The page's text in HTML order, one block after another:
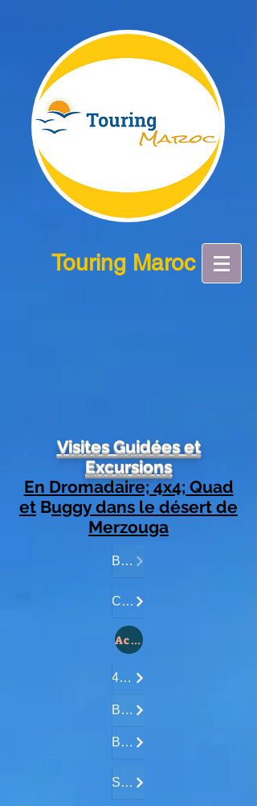
Touring Maroc
Visites Guidées et
Excursions
En Dromadaire; 4x4; Quad
et Buggy dans le désert de
Merzouga
Bivouac..............
Cameltrekking....
Activités du désert de Merzouga:
4x4 Excursions...
Balade en Quad.
Balade en Buggy
SandBoarding.....